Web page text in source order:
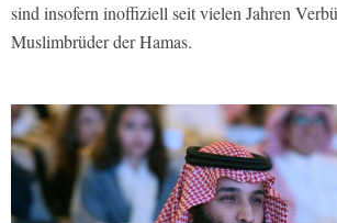
sind insofern inoffiziell seit vielen Jahren
Muslimbrüder der Hamas.